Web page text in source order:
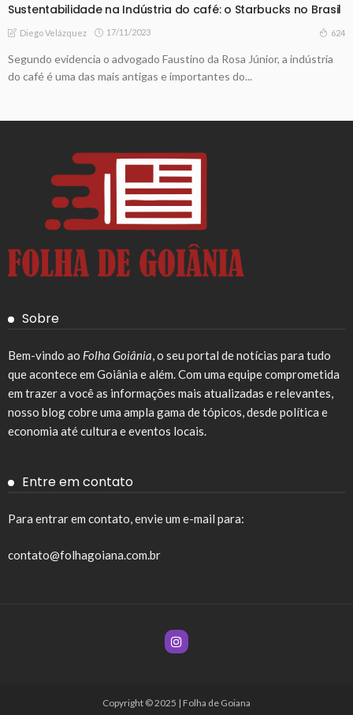
Sustentabilidade na Indústria do café: o Starbucks no Brasil
Diego Velázquez 17/11/2023 624
Segundo evidencia o advogado Faustino da Rosa Júnior, a indústria
do café é uma das mais antigas e importantes do...
Sobre
Bem-vindo ao Folha Goiânia, o seu portal de notícias para tudo
que acontece em Goiânia e além. Com uma equipe comprometida
em trazer a você as informações mais atualizadas e relevantes,
nosso blog cobre uma ampla gama de tópicos, desde política e
economia até cultura e eventos locais.
Entre em contato
Para entrar em contato, envie um e-mail para:
contato@folhagoiana.com.br
Copyright © 2025 | Folha de Goiana